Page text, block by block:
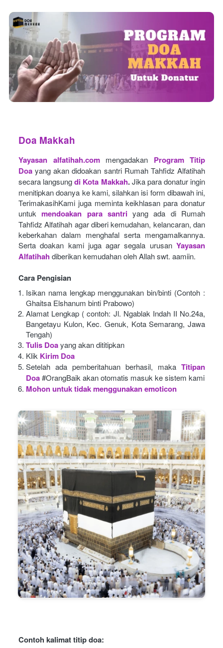
Doa Makkah
Yayasan alfatihah.com mengadakan
Program Titip
Doa yang akan didoakan santri Rumah Tahfidz Alfatihah
secara langsung di Kota Makkah. Jika para donatur ingin
menitipkan doanya ke kami, silahkan isi form dibawah ini,
TerimakasihKami juga meminta keikhlasan para donatur
untuk mendoakan para santri yang ada di Rumah
Tahfidz Alfatihah agar diberi kemudahan, kelancaran, dan
keberkahan dalam menghafal serta mengamalkannya.
Serta doakan kami juga agar segala urusan Yayasan
Alfatihah diberikan kemudahan oleh Allah swt. aamiin.
Cara Pengisian
Isikan nama lengkap menggunakan bin/binti (Contoh :
Ghaitsa Elshanum binti Prabowo)
Alamat Lengkap ( contoh: Jl. Ngablak Indah II No.24a,
Bangetayu Kulon, Kec. Genuk, Kota Semarang, Jawa
Tengah)
Tulis Doayang akan dititipkan
Klik Kirim Doa
Setelah ada pemberitahuan berhasil, maka Titipan
Doa#OrangBaik akan otomatis masuk ke sistem kami
Mohon untuk tidak menggunakan emoticon
Contoh kalimat titip doa: